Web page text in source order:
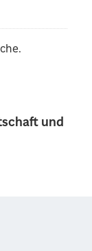
und